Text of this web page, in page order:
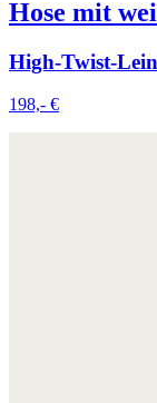
Hose mit
High-Twist-
198,- €